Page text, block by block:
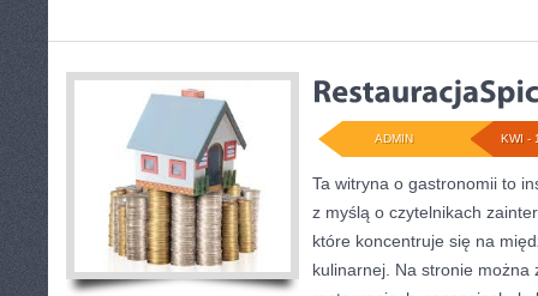
KWI -
ADMIN
Ta witryna o gastronomii to
z myślą o czytelnikach
które koncentruje się na
kulinarnej. Na stronie można